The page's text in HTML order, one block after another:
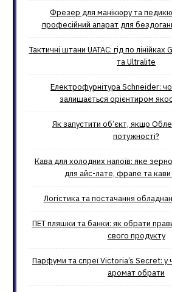
Фрезер для манікюру та
професійний апарат для
Тактичні штани UATAC: гід по
та Ultralite
Електрофурнітура Schneider:
залишається орієнтиром
Як запустити об’єкт, якщо
потужності?
Кава для холодних напоїв: яке
для айс-лате, фрапе та кави
Логістика та постачання
ПЕТ пляшки та банки: як обрати
свого продукту
Парфуми та спреї Victoria’s Secret: у
аромат обрати